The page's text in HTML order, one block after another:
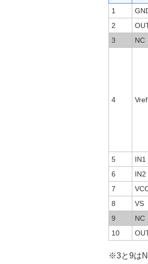
1
2
3
NC
4 Vref
5
IN1
6
IN2
7
8
VS
9
NC
10
※3と9は